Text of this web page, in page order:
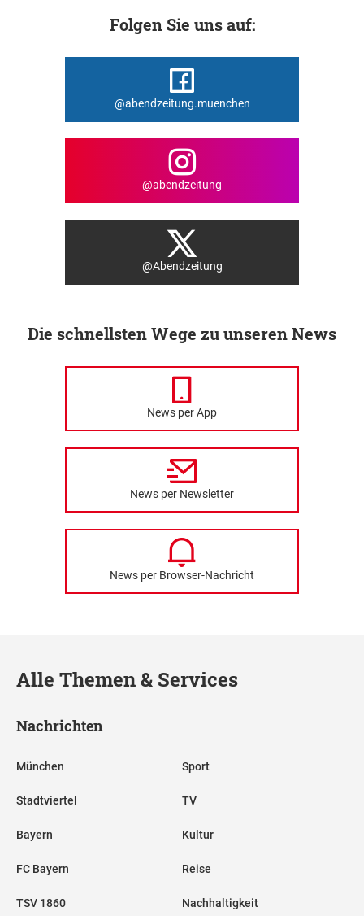
Folgen Sie uns auf:
@abendzeitung.muenchen
@abendzeitung
@Abendzeitung
Die schnellsten Wege zu unseren News
News per App
News per Newsletter
News per Browser-Nachricht
Alle Themen & Services
Nachrichten
München
Stadtviertel
Bayern
FC Bayern
TSV 1860
Sport
TV
Kultur
Reise
Nachhaltigkeit